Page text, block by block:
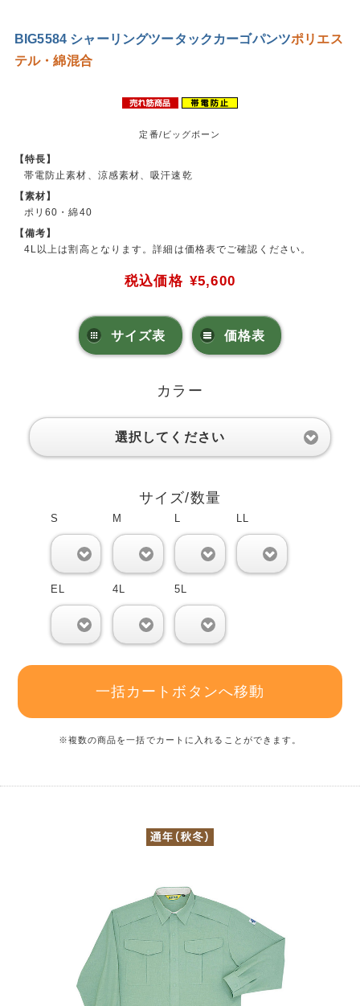
BIG5584 シャーリングツータックカーゴパンツポリエス
テル・綿混合
定番/ビッグボーン
【特長】
帯電防止素材、涼感素材、吸汗速乾
【素材】
ポリ60・綿40
【備考】
4L以上は割高となります。詳細は価格表でご確認ください。
税込価格 ¥5,600
サイズ表 価格表
カラー
選択してください
サイズ/数量
S M L LL
EL 4L 5L
一括カートボタンへ移動
※複数の商品を一括でカートに入れることができます。